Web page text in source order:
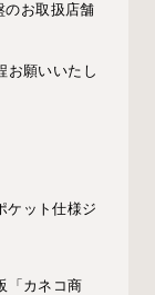
のお取扱店舗
お願いいたし
ケット仕様ジ
「カネコ商